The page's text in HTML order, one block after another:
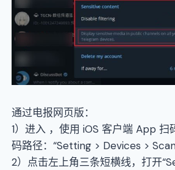
通过电报网页版：
1）进入 ，使用 iOS 客户端 App 扫
码路径：“Setting > Devices > Scan
2）点击左上角三条短横线，打开